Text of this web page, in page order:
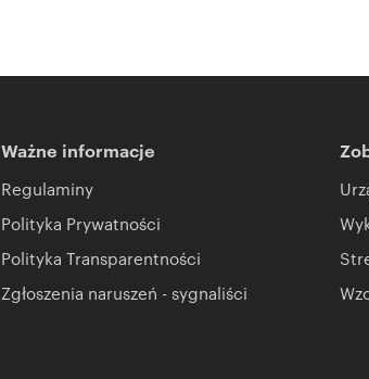
Ważne informacje
Regulaminy
Polityka Prywatności
Polityka Transparentności
Zgłoszenia naruszeń - sygnaliści